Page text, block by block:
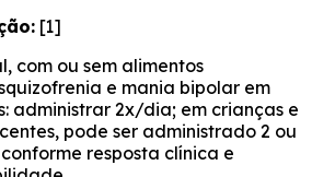
[1]
com ou sem alimentos
e mania bipolar em
administrar 2x/dia; em crianças e
pode ser administrado 2 ou
resposta clínica e